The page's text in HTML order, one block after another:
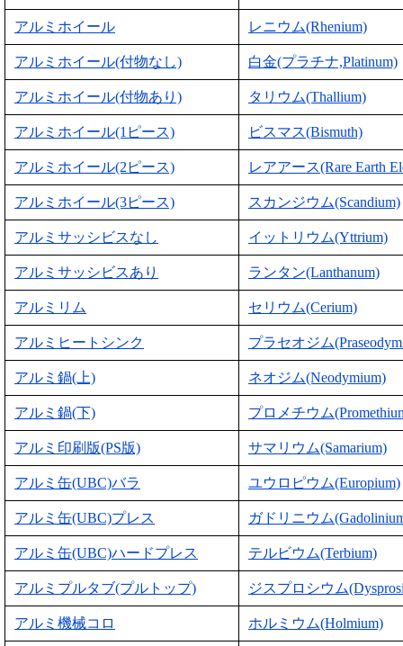
アルミホイール レニウム(Rhenium)
アルミホイール(付物なし) 白金(プラチナ,Platinum)
アルミホイール(付物あり) タリウム(Thallium)
アルミホイール(1ピース) ビスマス(Bismuth)
アルミホイール(2ピース) レアアース(Rare Earth
アルミホイール(3ピース) スカンジウム(Scandium)
アルミサッシビスなし イットリウム(Yttrium)
アルミサッシビスあり ランタン(Lanthanum)
アルミリム セリウム(Cerium)
アルミヒートシンク プラセオジム
アルミ鍋(上) ネオジム(Neodymium)
アルミ鍋(下) プロメチウム
アルミ印刷版(PS版) サマリウム(Samarium)
アルミ缶(UBC)バラ ユウロピウム(Europium)
アルミ缶(UBC)プレス ガドリニウム
アルミ缶(UBC)ハードプレス テルビウム(Terbium)
アルミプルタブ(プルトップ) ジスプロシウム
アルミ機械コロ ホルミウム(Holmium)